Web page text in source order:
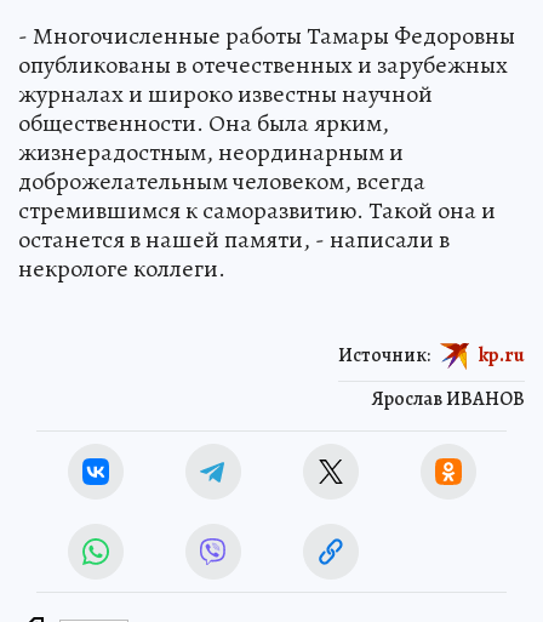
- Многочисленные работы Тамары Федоровны
опубликованы в отечественных и зарубежных
журналах и широко известны научной
общественности. Она была ярким,
жизнерадостным, неординарным и
доброжелательным человеком, всегда
стремившимся к саморазвитию. Такой она и
останется в нашей памяти, - написали в
некрологе коллеги.
Ярослав ИВАНОВ
Источник: kp.ru